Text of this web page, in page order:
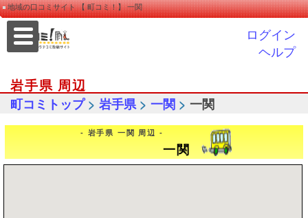
地域の口コミサイト 【 町コミ！】 一関
ログイン
ヘルプ
岩手県 周辺
町コミトップ> 岩手県> 一関 > 一関
- 岩手県 一関 周辺 -
一関